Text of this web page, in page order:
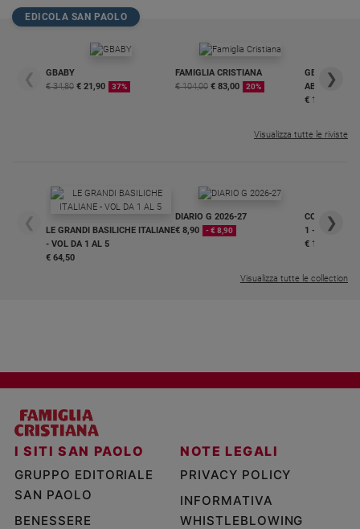
EDICOLA SAN PAOLO
❮
GBABY
€ 34,80 € 21,90 37%
FAMIGLIA CRISTIANA
€ 104,00 € 83,00 20%
GBABY
€ 16,99
❯
Visualizza tutte le riviste
❮
LE GRANDI BASILICHE ITALIANE
- VOL DA 1 AL 5
€ 64,50
DIARIO G 2026-27
€ 8,90
- € 8,90
COLLANA
1 - 2
€ 18,50
❯
Visualizza tutte le collection
I SITI SAN PAOLO
GRUPPO EDITORIALE
SAN PAOLO
BENESSERE
NOTE LEGALI
PRIVACY POLICY
INFORMATIVA
WHISTLEBLOWING